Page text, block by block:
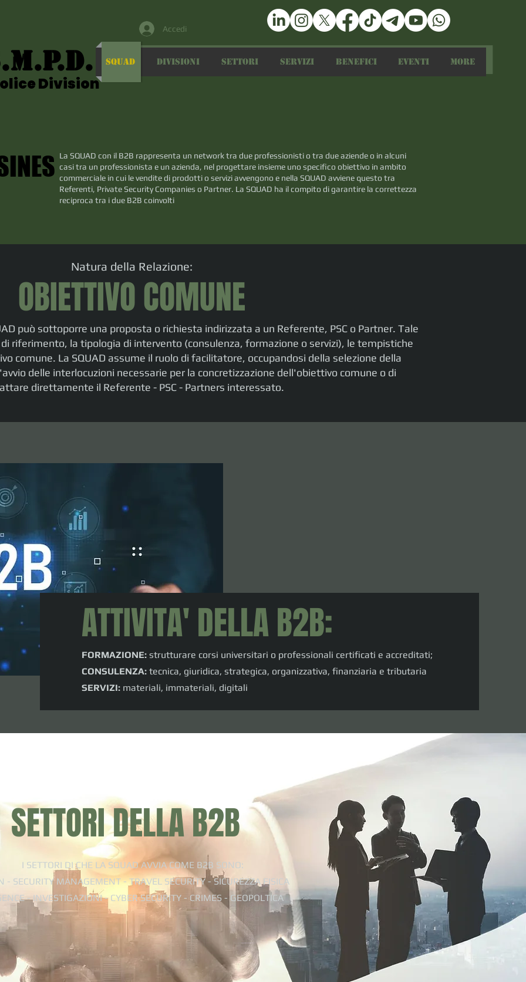
Division
Division
Accedi
SQUAD DIVISIONI SETTORI Servizi Benefici Eventi More
​La SQUAD con il B2B rappresenta un network tra due professionisti o tra due aziende o in alcuni
casi tra un professionista e un azienda, nel progettare insieme uno specifico obiettivo in ambito
commerciale in cui le vendite di prodotti o servizi avvengono e nella SQUAD avviene questo tra
Referenti, Private Security Companies o Partner. La SQUAD ha il compito di garantire la correttezza
reciproca tra i due B2B coinvolti
Natura della Relazione:
OBIETTIVO COMUNE
può sottoporre una proposta o richiesta indirizzata a un Referente, PSC o Partner. Tale
riferimento, la tipologia di intervento (consulenza, formazione o servizi), le tempistiche
comune. La SQUAD assume il ruolo di facilitatore, occupandosi della selezione della
delle interlocuzioni necessarie per la concretizzazione dell'obiettivo comune o di
direttamente il Referente - PSC - Partners interessato.
ATTIVITA' DELLA B2B:
FORMAZIONE: strutturare corsi universitari o professionali certificati e accreditati;
CONSULENZA:tecnica, giuridica, strategica, organizzativa, finanziaria e tributaria
SERVIZI:materiali, immateriali, digitali
SETTORI DELLA B2B
I SETTORI DI CHE LA SQUAD AVVIA COME B2B SONO:
- SECURITY MANAGEMENT - TRAVEL SECURITY - SICUREZZA FISICA
- INVESTIGAZIONI - CYBER SECURITY - CRIMES - GEOPOLTICA